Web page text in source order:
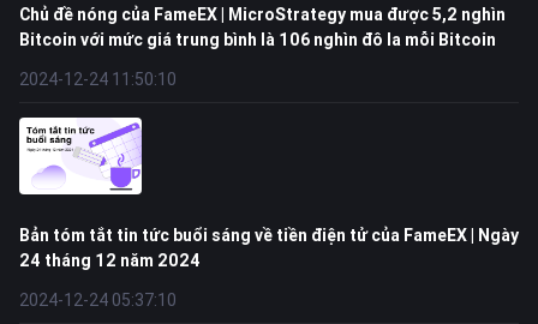
Chủ đề nóng của FameEX | MicroStrategy mua được 5,2 nghìn
Bitcoin với mức giá trung bình là 106 nghìn đô la mỗi Bitcoin
2024-12-24 11:50:10
Bản tóm tắt tin tức buổi sáng về tiền điện tử của FameEX | Ngày
24 tháng 12 năm 2024
2024-12-24 05:37:10